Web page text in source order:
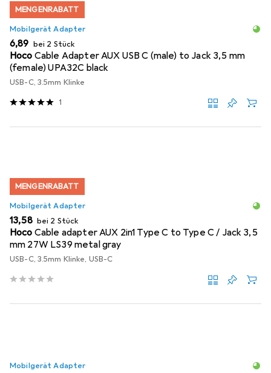
MENGENRABATT
Mobilgerät Adapter
EUR
6,89 bei 2 Stück
Hoco Cable Adapter AUX USB C (male) to Jack 3,5 mm
(female) UPA32C black
USB-C, 3.5mm Klinke
1
MENGENRABATT
Mobilgerät Adapter
EUR
13,58 bei 2 Stück
Hoco Cable adapter AUX 2in1 Type C to Type C / Jack 3,5
mm 27W LS39 metal gray
USB-C, 3.5mm Klinke, USB-C
Mobilgerät Adapter